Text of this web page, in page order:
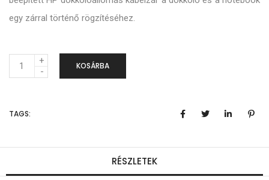
egy zárral történő rögzítéséhez.
e
n
KOSÁRBA
TAGS:
RÉSZLETEK